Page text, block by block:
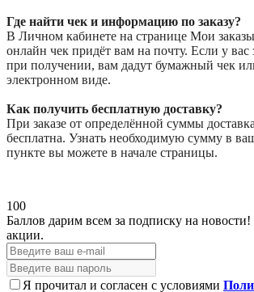
Где найти чек и информацию по заказу?
В Личном кабинете на странице Мои
онлайн чек придёт вам на почту. Если у вас
при получении, вам дадут бумажный чек
электронном виде.
Как получить бесплатную доставку?
При заказе от определённой суммы
бесплатна. Узнать необходимую сумму в
пункте вы можете в начале страницы.
100
Баллов дарим всем за подписку на новости!
акции.
Я прочитал и согласен с условиями